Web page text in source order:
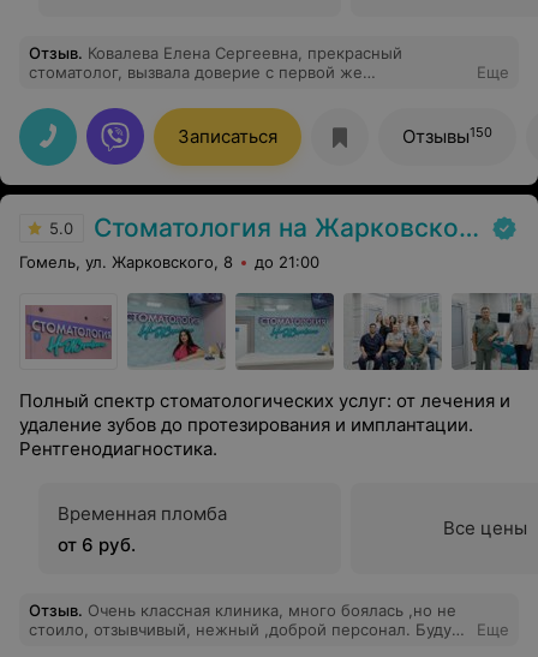
Отзыв. Ковалева Елена Сергеевна, прекрасный
стоматолог, вызвала доверие с первой же
других клиниках не давали никаких надежд. Отличная
работа, и всё прошло безболезненно! Отличный
специалист, теперь только к Елене Сергеевне лечить
зубки!
Еще
Записаться Отзывы150
5.0 Стоматология на Жарковского
Гомель, ул. Жарковского, 8 до 21:00
Полный спектр стоматологических услуг: от лечения и
удаление зубов до протезирования и имплантации.
Рентгенодиагностика.
Временная пломба
от 6 руб.
Все цены
Отзыв. Очень классная клиника, много боялась ,но не
стоило, отзывчивый, нежный ,доброй персонал. Буду
Еще